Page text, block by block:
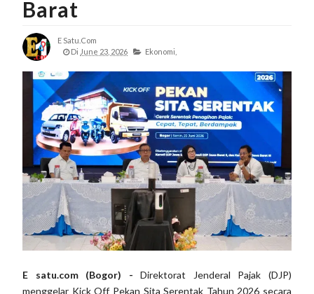
Barat
E Satu.com
Di June 23, 2026 Ekonomi,
E satu.com (Bogor) - Direktorat Jenderal Pajak (DJP)
menggelar Kick Off Pekan Sita Serentak Tahun 2026 secara